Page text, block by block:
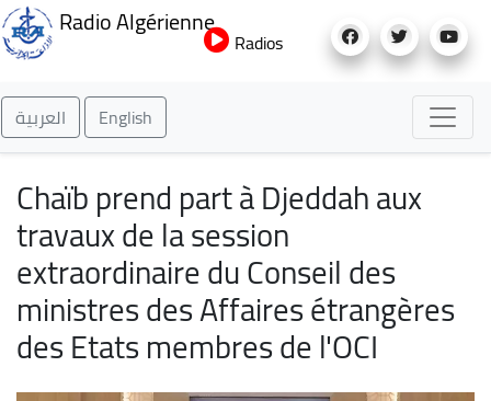
au
Radio Algérienne
Radios
العربية English
Chaïb prend part à Djeddah aux
travaux de la session
extraordinaire du Conseil des
ministres des Affaires étrangères
des Etats membres de l'OCI